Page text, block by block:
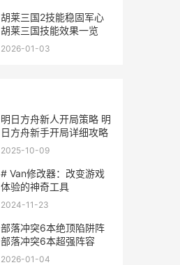
胡莱三国2技能稳固军心
胡莱三国技能效果一览
2026-01-03
明日方舟新人开局策略 明
日方舟新手开局详细攻略
2025-10-09
# Van修改器：改变游戏
体验的神奇工具
2024-11-23
部落冲突6本绝顶陷阱阵
部落冲突6本超强阵容
2026-01-04